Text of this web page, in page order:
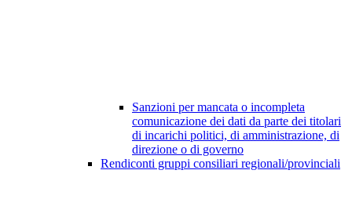
Sanzioni per mancata o incompleta
comunicazione dei dati da parte dei titolari
di incarichi politici, di amministrazione, di
direzione o di governo
Rendiconti gruppi consiliari regionali/provinciali